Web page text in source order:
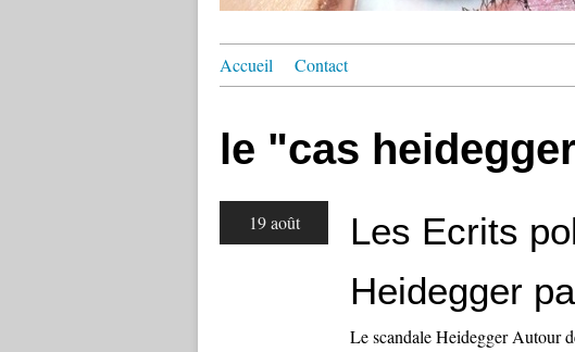
Accueil Contact
le "cas
19 août
Les Ecrits
Heidegger
Le scandale Heidegger Autour